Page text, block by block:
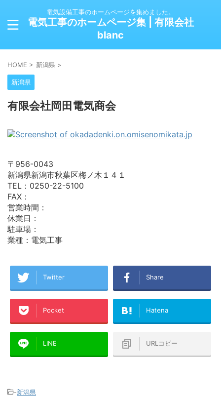
電気設備工事のホームページを集めました。
電気工事のホームページ集 | 有限会社
blanc
HOME > 新潟県 >
新潟県
有限会社岡田電気商会
〒956-0043
新潟県新潟市秋葉区梅ノ木１４１
TEL：0250-22-5100
FAX：
営業時間：
休業日：
駐車場：
業種：電気工事
Twitter Share
Pocket Hatena
LINE URLコピー
-新潟県